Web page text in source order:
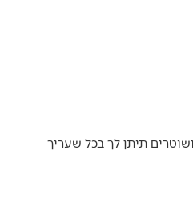
תיתן לך בכל שעריך